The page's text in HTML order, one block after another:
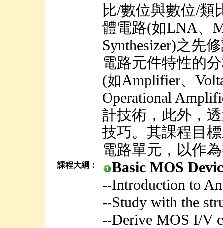
比/數位與數位/類
體電路(如LNA、
Synthesizer)之先
電路元件特性的
(如Amplifier、
Operational
計技術，此外，
技巧。其課程目
電路單元，以作
課程大綱：
Basic MOS
--Introduction to
--Study with the
--Derive MOS I/V